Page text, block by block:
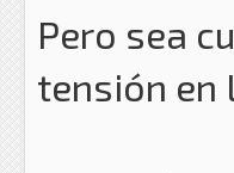
Pero sea
tensión en